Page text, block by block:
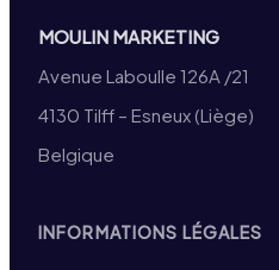
MOULIN MARKETING
Avenue Laboulle 126A /21
4130 Tilff – Esneux (Liège)
Belgique
INFORMATIONS LÉGALES